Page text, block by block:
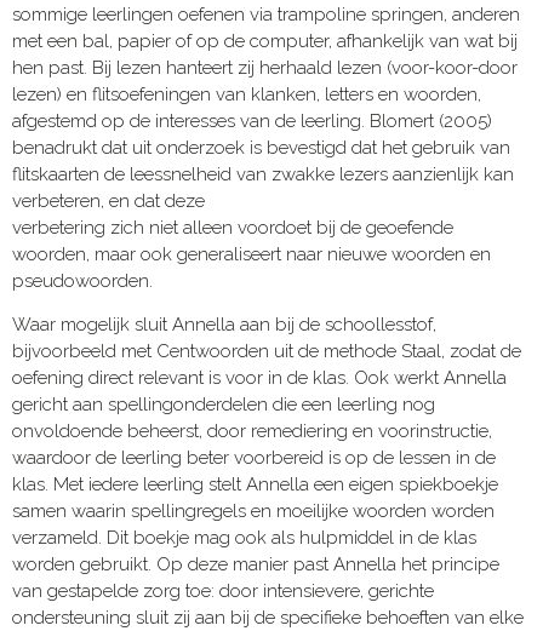
sommige leerlingen oefenen via trampoline springen, anderen
met een bal, papier of op de computer, afhankelijk van wat bij
hen past. Bij lezen hanteert zij herhaald lezen (voor-koor-door
lezen) en flitsoefeningen van klanken, letters en woorden,
afgestemd op de interesses van de leerling. Blomert (2005)
benadrukt dat uit onderzoek is bevestigd dat het gebruik van
flitskaarten de leessnelheid van zwakke lezers aanzienlijk kan
verbeteren, en dat deze
verbetering zich niet alleen voordoet bij de geoefende
woorden, maar ook generaliseert naar nieuwe woorden en
pseudowoorden.
Waar mogelijk sluit Annella aan bij de schoollesstof,
bijvoorbeeld met Centwoorden uit de methode Staal, zodat de
oefening direct relevant is voor in de klas. Ook werkt Annella
gericht aan spellingonderdelen die een leerling nog
onvoldoende beheerst, door remediering en voorinstructie,
waardoor de leerling beter voorbereid is op de lessen in de
klas. Met iedere leerling stelt Annella een eigen spiekboekje
samen waarin spellingregels en moeilijke woorden worden
verzameld. Dit boekje mag ook als hulpmiddel in de klas
worden gebruikt. Op deze manier past Annella het principe
van gestapelde zorg toe: door intensievere, gerichte
ondersteuning sluit zij aan bij de specifieke behoeften van elke